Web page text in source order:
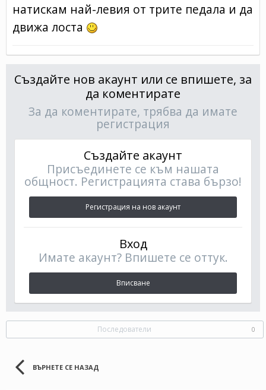
натискам най-левия от трите педала и да
движа лоста
Създайте нов акаунт или се впишете, за
да коментирате
За да коментирате, трябва да имате
регистрация
Създайте акаунт
Присъединете се към нашата
общност. Регистрацията става бързо!
Регистрация на нов акаунт
Вход
Имате акаунт? Впишете се оттук.
Вписване
Последователи 0
ВЪРНЕТЕ СЕ НАЗАД